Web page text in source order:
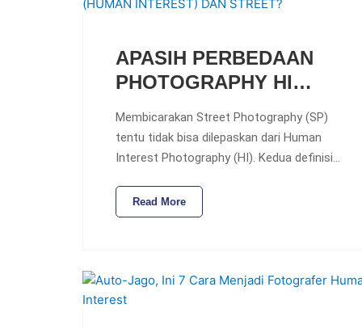
APASIH PERBEDAAN
PHOTOGRAPHY HI…
Membicarakan Street Photography (SP)
tentu tidak bisa dilepaskan dari Human
Interest Photography (HI). Kedua definisi…
Read More